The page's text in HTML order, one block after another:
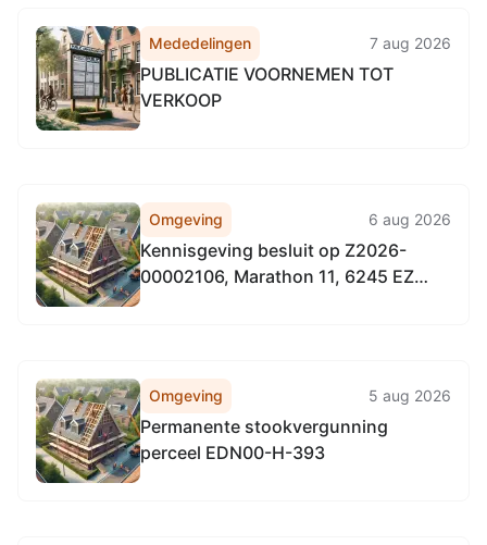
Mededelingen 7 aug 2026
PUBLICATIE VOORNEMEN TOT
VERKOOP
Omgeving 6 aug 2026
Kennisgeving besluit op Z2026-
00002106, Marathon 11, 6245 EZ
Omgeving 5 aug 2026
Permanente stookvergunning
perceel EDN00-H-393